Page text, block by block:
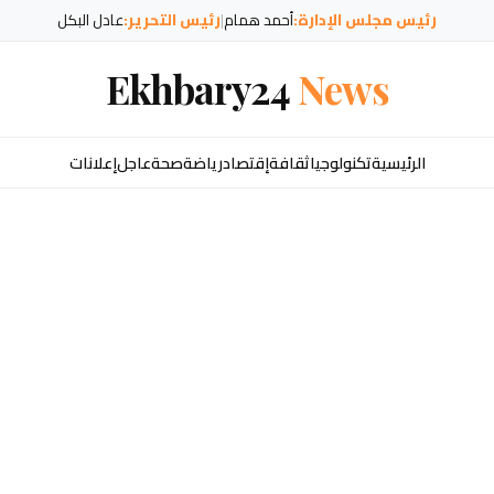
رئيس مجلس الإدارة:أحمد همام|رئيس التحرير:عادل البكل
Ekhbary24News
الرئيسيةتكنولوجياثقافةإقتصادرياضةصحةعاجلإعلانات